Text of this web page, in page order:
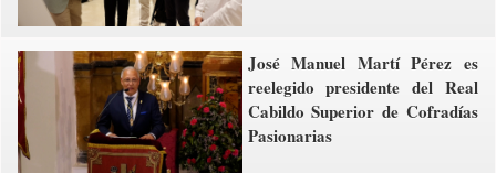
José Manuel Martí Pérez es
reelegido presidente del Real
Cabildo Superior de Cofradías
Pasionarias